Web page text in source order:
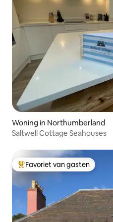
Woning in Northumberland
Saltwell Cottage Seahouses
Topfavoriet van gasten
Favoriet van gasten